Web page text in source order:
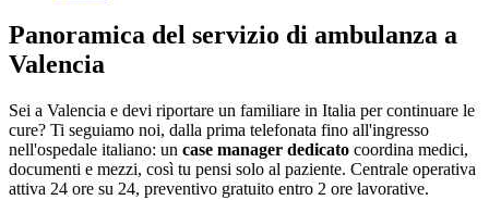
Panoramica del servizio di ambulanza a
Valencia
Sei a Valencia e devi riportare un familiare in Italia per continuare le
cure? Ti seguiamo noi, dalla prima telefonata fino all'ingresso
nell'ospedale italiano: un case manager dedicato coordina medici,
documenti e mezzi, così tu pensi solo al paziente. Centrale operativa
attiva 24 ore su 24, preventivo gratuito entro 2 ore lavorative.